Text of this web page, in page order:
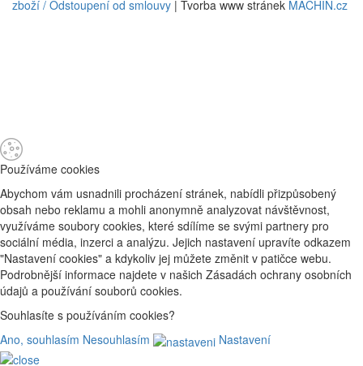
zboží / Odstoupení od smlouvy | Tvorba www stránek MACHIN.cz
Používáme cookies
Abychom vám usnadnili procházení stránek, nabídli přizpůsobený
obsah nebo reklamu a mohli anonymně analyzovat návštěvnost,
využíváme soubory cookies, které sdílíme se svými partnery pro
sociální média, inzerci a analýzu. Jejich nastavení upravíte odkazem
"Nastavení cookies" a kdykoliv jej můžete změnit v patičce webu.
Podrobnější informace najdete v našich Zásadách ochrany osobních
údajů a používání souborů cookies.
Souhlasíte s používáním cookies?
Ano, souhlasím Nesouhlasím Nastavení